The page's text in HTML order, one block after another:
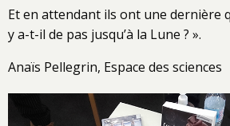
Et en attendant ils ont une dernière
y a-t-il de pas jusqu’à la Lune ? ».
Anaïs Pellegrin, Espace des sciences